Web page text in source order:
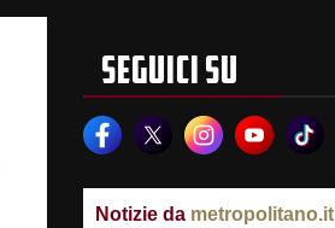
SEGUICI SU
Notizie da metropolitano.it